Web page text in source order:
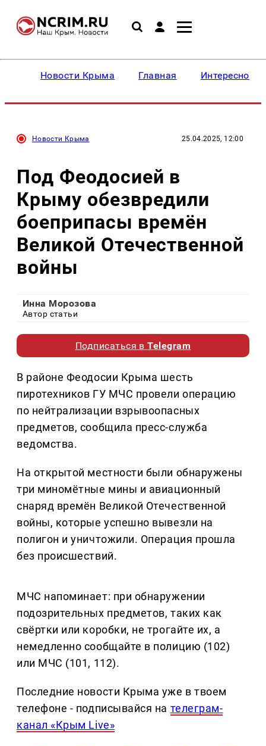
Новости Крыма Главная Интересное
Новости Крыма 25.04.2025, 12:00
Под Феодосией в
Крыму обезвредили
боеприпасы времён
Великой Отечественной
войны
Инна Морозова
Автор статьи
Подписаться вTelegram
В районе Феодосии Крыма шесть
пиротехников ГУ МЧС провели операцию
по нейтрализации взрывоопасных
предметов, сообщила пресс-служба
ведомства.
На открытой местности были обнаружены
три миномётные мины и авиационный
снаряд времён Великой Отечественной
войны, которые успешно вывезли на
полигон и уничтожили. Операция прошла
без происшествий.
МЧС напоминает: при обнаружении
подозрительных предметов, таких как
свёртки или коробки, не трогайте их, а
немедленно сообщайте в полицию (102)
или МЧС (101, 112).
Последние новости Крыма уже в твоем
телефоне - подписывайся на телеграм-
канал «Крым Live»